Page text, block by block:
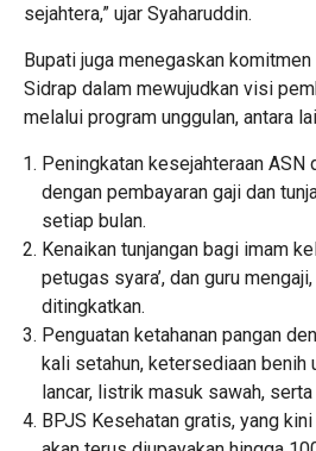
sejahtera,” ujar Syaharuddin.
Bupati juga menegaskan
Sidrap dalam mewujudkan visi
melalui program unggulan, antara
Peningkatan kesejahteraan ASN
dengan pembayaran gaji dan
setiap bulan.
Kenaikan tunjangan bagi imam
petugas syara’, dan guru
ditingkatkan.
Penguatan ketahanan pangan
kali setahun, ketersediaan benih
lancar, listrik masuk sawah,
BPJS Kesehatan gratis, yang